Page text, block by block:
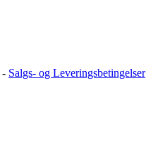
- Salgs- og Leveringsbetingelser